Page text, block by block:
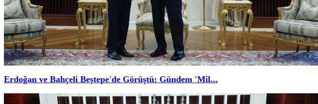
Erdoğan ve Bahçeli Beştepe'de Görüştü: Gündem 'Mil...